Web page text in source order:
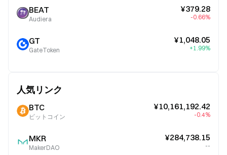
BEAT
Audiera
¥379.28
-0.66%
GT
GateToken
¥1,048.05
+1.99%
人気リンク
BTC
ビットコイン
¥10,161,192.42
-0.4%
MKR
MakerDAO
¥284,738.15
--